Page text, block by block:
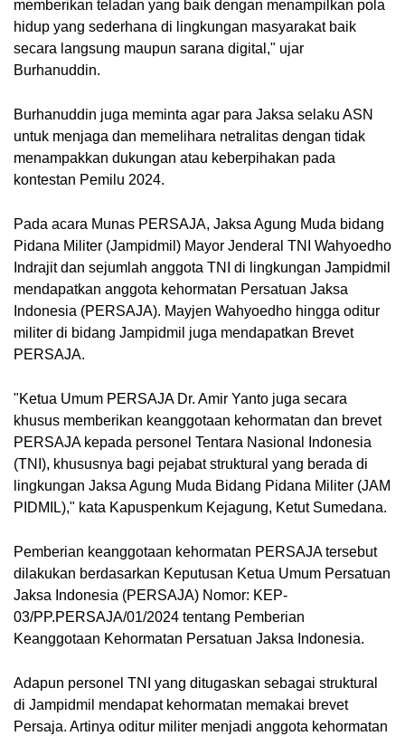
memberikan teladan yang baik dengan menampilkan pola
hidup yang sederhana di lingkungan masyarakat baik
secara langsung maupun sarana digital," ujar
Burhanuddin.
Burhanuddin juga meminta agar para Jaksa selaku ASN
untuk menjaga dan memelihara netralitas dengan tidak
menampakkan dukungan atau keberpihakan pada
kontestan Pemilu 2024.
Pada acara Munas PERSAJA, Jaksa Agung Muda bidang
Pidana Militer (Jampidmil) Mayor Jenderal TNI Wahyoedho
Indrajit dan sejumlah anggota TNI di lingkungan Jampidmil
mendapatkan anggota kehormatan Persatuan Jaksa
Indonesia (PERSAJA). Mayjen Wahyoedho hingga oditur
militer di bidang Jampidmil juga mendapatkan Brevet
PERSAJA.
"Ketua Umum PERSAJA Dr. Amir Yanto juga secara
khusus memberikan keanggotaan kehormatan dan brevet
PERSAJA kepada personel Tentara Nasional Indonesia
(TNI), khususnya bagi pejabat struktural yang berada di
lingkungan Jaksa Agung Muda Bidang Pidana Militer (JAM
PIDMIL)," kata Kapuspenkum Kejagung, Ketut Sumedana.
Pemberian keanggotaan kehormatan PERSAJA tersebut
dilakukan berdasarkan Keputusan Ketua Umum Persatuan
Jaksa Indonesia (PERSAJA) Nomor: KEP-
03/PP.PERSAJA/01/2024 tentang Pemberian
Keanggotaan Kehormatan Persatuan Jaksa Indonesia.
Adapun personel TNI yang ditugaskan sebagai struktural
di Jampidmil mendapat kehormatan memakai brevet
Persaja. Artinya oditur militer menjadi anggota kehormatan